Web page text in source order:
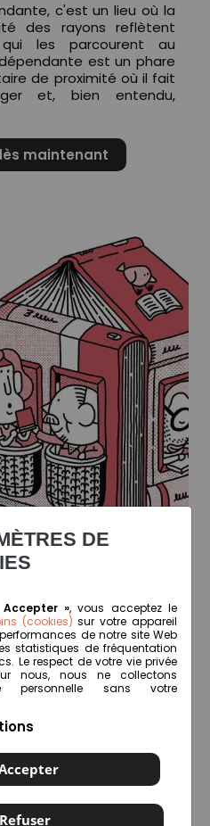
c'est un lieu où la
des rayons reflètent
les parcourent au
est un phare
de proximité où il fait
et, bien entendu,
maintenant
DE
Accepter », vous acceptez le
(cookies) sur votre appareil
de notre site Web
statistiques de fréquentation
Le respect de votre vie privée
nous, nous ne collectons
personnelle sans votre
Refuser